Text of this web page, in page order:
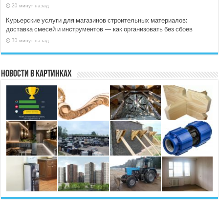
20 минут назад
Курьерские услуги для магазинов строительных материалов:
доставка смесей и инструментов — как организовать без сбоев
30 минут назад
Новости в картинках